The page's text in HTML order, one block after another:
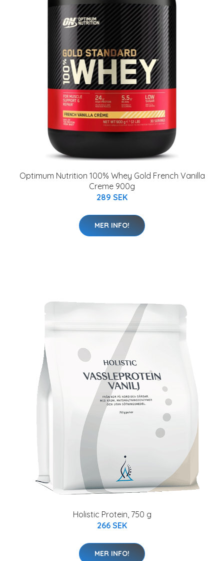
Optimum Nutrition 100% Whey Gold French Vanilla
Creme 900g
289 SEK
MER INFO!
Holistic Protein, 750 g
266 SEK
MER INFO!